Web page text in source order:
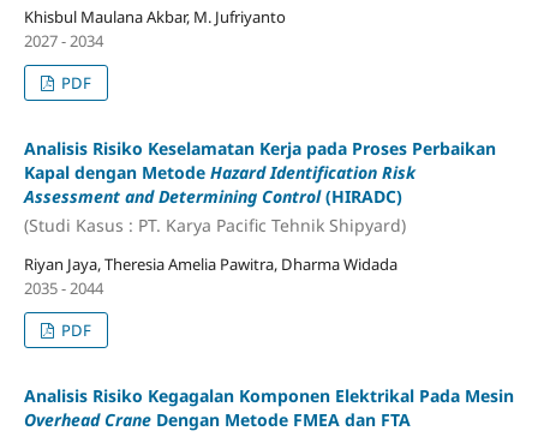
Khisbul Maulana Akbar, M. Jufriyanto
2027 - 2034
PDF
Analisis Risiko Keselamatan Kerja pada Proses Perbaikan
Kapal dengan MetodeHazard Identification Risk
Assessment and Determining Control(HIRADC)
(Studi Kasus : PT. Karya Pacific Tehnik Shipyard)
Riyan Jaya, Theresia Amelia Pawitra, Dharma Widada
2035 - 2044
PDF
Analisis Risiko Kegagalan Komponen Elektrikal Pada Mesin
Overhead CraneDengan Metode FMEA dan FTA